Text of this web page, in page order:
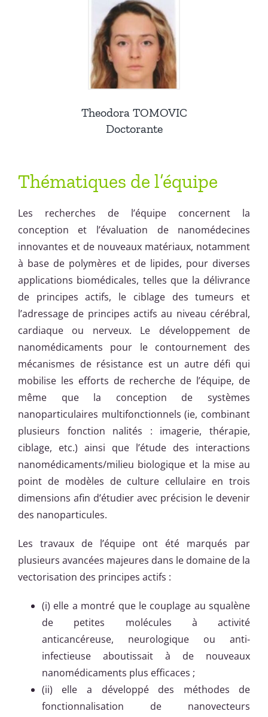
Theodora TOMOVIC
Doctorante
Thématiques de l’équipe
Les recherches de l’équipe concernent la
conception et l’évaluation de nanomédecines
innovantes et de nouveaux matériaux, notamment
à base de polymères et de lipides, pour diverses
applications biomédicales, telles que la délivrance
de principes actifs, le ciblage des tumeurs et
l’adressage de principes actifs au niveau cérébral,
cardiaque ou nerveux. Le développement de
nanomédicaments pour le contournement des
mécanismes de résistance est un autre défi qui
mobilise les efforts de recherche de l’équipe, de
même que la conception de systèmes
nanoparticulaires multifonctionnels (ie, combinant
plusieurs fonction nalités : imagerie, thérapie,
ciblage, etc.) ainsi que l’étude des interactions
nanomédicaments/milieu biologique et la mise au
point de modèles de culture cellulaire en trois
dimensions afin d’étudier avec précision le devenir
des nanoparticules.
Les travaux de l’équipe ont été marqués par
plusieurs avancées majeures dans le domaine de la
vectorisation des principes actifs :
(i) elle a montré que le couplage au squalène
de petites molécules à activité
anticancéreuse, neurologique ou anti-
infectieuse aboutissait à de nouveaux
nanomédicaments plus efficaces ;
(ii) elle a développé des méthodes de
fonctionnalisation de nanovecteurs